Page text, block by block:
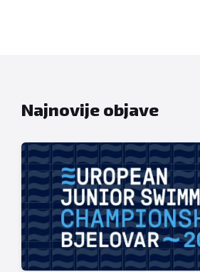
Najnovije objave